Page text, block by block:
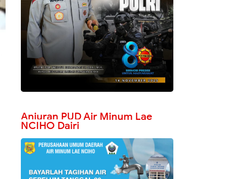
Anjuran PUD Air Minum Lae
NCIHO Dairi